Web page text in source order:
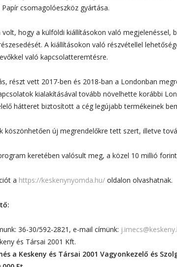
csomagolóeszköz gyártása.
hogy a külföldi kiállításokon való
A kiállításokon való részvétellel
való kapcsolatteremtésre.
részt vett 2017-ben és 2018-ban a Londonban
kialakításával tovább növelhette korábbi
hátteret biztosított a cég legújabb termékeinek
köszönhetően új megrendelőkre tett szert, illetve
keretében valósult meg, a közel 10 millió
a https://keskenynyomda.hu/ oldalon olvashatnak.
36-30/592-2821, e-mail címünk:
és Társai 2001 Kft.
a Keskeny és Társai 2001 Vagyonkezelő és